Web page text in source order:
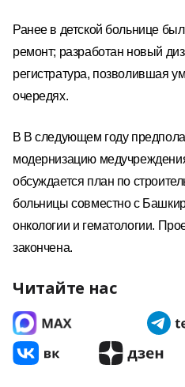
Ранее в детской больнице
ремонт; разработан новый
регистратура, позволившая
очередях.
В В следующем году
модернизацию
обсуждается план по
больницы совместно с
онкологии и гематологии.
закончена.
Читайте нас